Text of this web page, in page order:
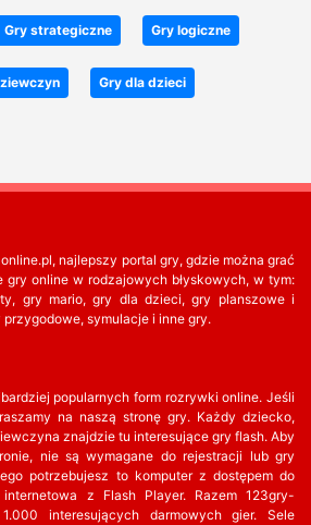
Gry strategiczne Gry logiczne
Gry dla dzieci
najlepszy portal gry, gdzie można grać
gry online w rodzajowych błyskowych, w tym:
gry mario, gry dla dzieci, gry planszowe i
symulacje i inne gry.
popularnych form rozrywki online. Jeśli
na naszą stronę gry. Każdy dziecko,
znajdzie tu interesujące gry flash. Aby
nie są wymagane do rejestracji lub gry
potrzebujesz to komputer z dostępem do
z Flash Player. Razem 123gry-
interesujących darmowych gier. Sele